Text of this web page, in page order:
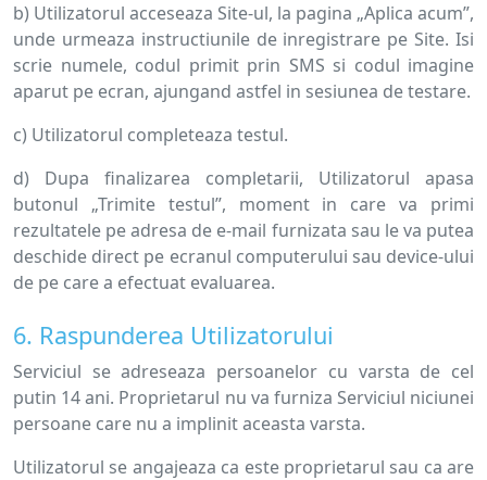
b) Utilizatorul acceseaza Site-ul, la pagina „Aplica acum”,
unde urmeaza instructiunile de inregistrare pe Site. Isi
scrie numele, codul primit prin SMS si codul imagine
aparut pe ecran, ajungand astfel in sesiunea de testare.
c) Utilizatorul completeaza testul.
d) Dupa finalizarea completarii, Utilizatorul apasa
butonul „Trimite testul”, moment in care va primi
rezultatele pe adresa de e-mail furnizata sau le va putea
deschide direct pe ecranul computerului sau device-ului
de pe care a efectuat evaluarea.
6. Raspunderea Utilizatorului
Serviciul se adreseaza persoanelor cu varsta de cel
putin 14 ani. Proprietarul nu va furniza Serviciul niciunei
persoane care nu a implinit aceasta varsta.
Utilizatorul se angajeaza ca este proprietarul sau ca are